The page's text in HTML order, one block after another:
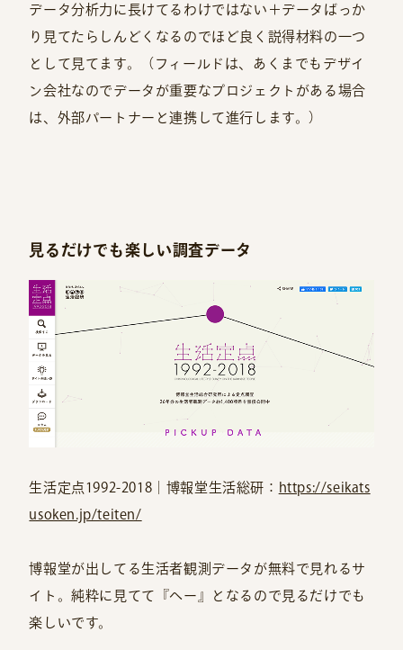
データ分析力に長けてるわけではない＋データばっか
り見てたらしんどくなるのでほど良く説得材料の一つ
として見てます。（フィールドは、あくまでもデザイ
ン会社なのでデータが重要なプロジェクトがある場合
は、外部パートナーと連携して進行します。）
見るだけでも楽しい調査データ
生活定点1992-2018｜博報堂生活総研： https://seikats
usoken.jp/teiten/
博報堂が出してる生活者観測データが無料で見れるサ
イト。純粋に見てて『へー』となるので見るだけでも
楽しいです。